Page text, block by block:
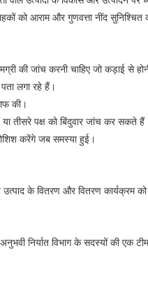
को आराम और गुणवत्ता नींद
की जांच करनी चाहिए जो कड़ाई से
लगा रहे हैं।
की।
तीसरे पक्ष को बिंदुवार जांच कर सकते
करेंगे जब समस्या हुई।
उत्पाद के वितरण और वितरण कार्यक्रम
निर्यात विभाग के सदस्यों की एक